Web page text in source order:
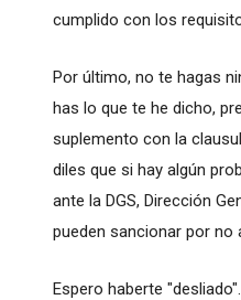
cumplido con los
Por último, no te hagas
has lo que te he dicho,
suplemento con la
diles que si hay algún
ante la DGS, Dirección
pueden sancionar por no
Espero haberte "desliado".